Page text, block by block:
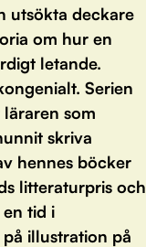
utsökta deckare
om hur en
letande.
Serien
som
skriva
hennes böcker
litteraturpris och
tid i
illustration på